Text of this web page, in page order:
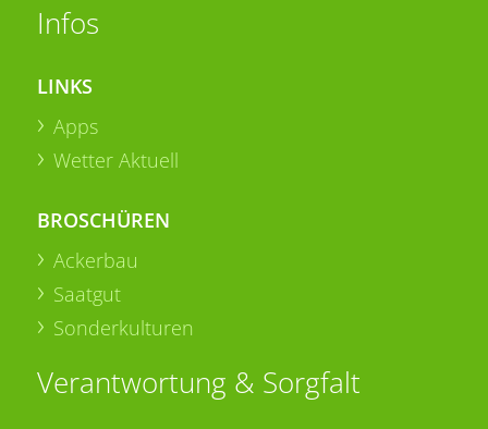
Infos
LINKS
Apps
Wetter Aktuell
BROSCHÜREN
Ackerbau
Saatgut
Sonderkulturen
Verantwortung & Sorgfalt